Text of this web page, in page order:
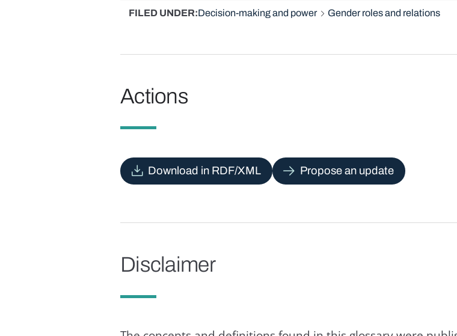
FILED UNDER Decision-making and power Gender roles and relations
Actions
Download in RDF/XML Propose an update
Disclaimer